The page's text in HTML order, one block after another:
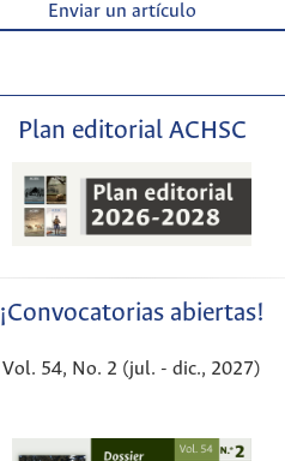
Enviar un artículo
Plan editorial ACHSC
¡Convocatorias abiertas!
Vol. 54, No. 2 (jul. - dic., 2027)